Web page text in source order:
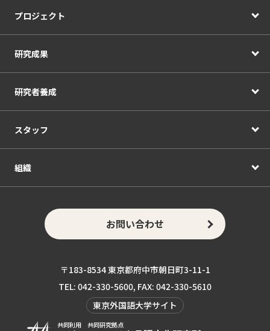
プロジェクト
研究成果
研究者養成
スタッフ
組織
お問い合わせ
〒183-8534 東京都府中市朝日町3-11-1
TEL: 042-330-5600, FAX: 042-330-5610
東京外国語大学サイト
共同利用 共同研究拠点